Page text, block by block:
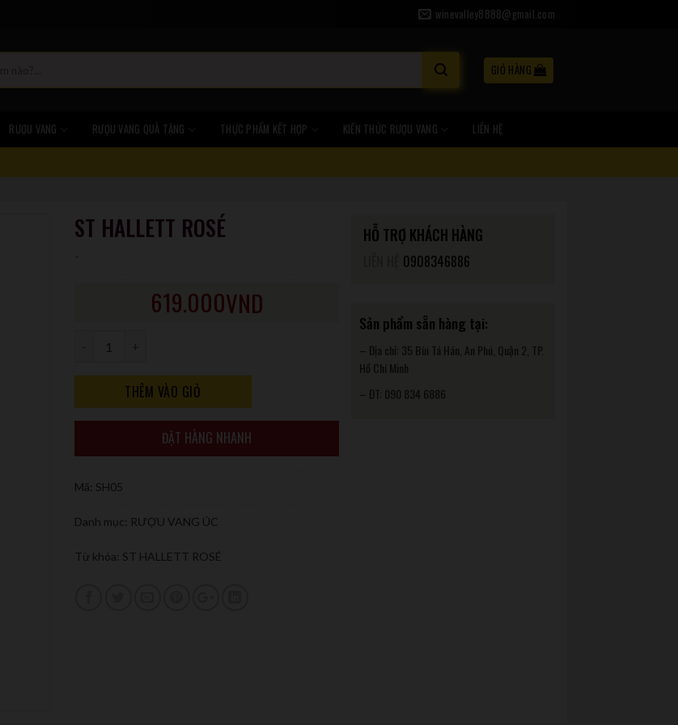
winevalley8888@gmail.com
GIỎ HÀNG
RƯỢU VANG RƯỢU VANG QUÀ TẶNG THỰC PHẨM KẾT HỢP KIẾN THỨC RƯỢU VANG LIÊN HỆ
ST HALLETT ROSÉ
619.000VND
THÊM VÀO GIỎ
ĐẶT HÀNG NHANH
Mã: SH05
Danh mục: RƯỢU VANG ÚC
Từ khóa: ST HALLETT ROSÉ
HỖ TRỢ KHÁCH HÀNG
0908346886
Sản phẩm sẵn hàng tại:
– Địa chỉ: 35 Bùi Tá Hán, An Phú, Quận 2, TP.
Hồ Chí Minh
– ĐT: 090 834 6886